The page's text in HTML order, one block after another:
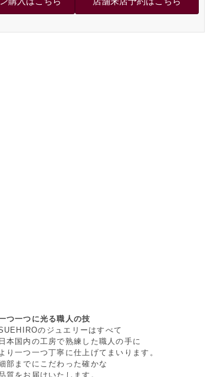
つ一つに光る職人の技
のジュエリーはすべて
日本国内の工房で熟練した職人の手に
り一つ一つ丁寧に仕上げてまいります。
部までにこだわった確かな
質をお届けいたします。